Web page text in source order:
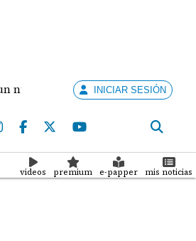
de telerrealidad enfocado en
INICIAR SESIÓN
videos premium e-papper mis noticias